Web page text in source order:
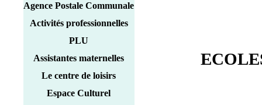
Agence Postale Communale
Activités professionnelles
PLU
Assistantes maternelles
Le centre de loisirs
Espace Culturel